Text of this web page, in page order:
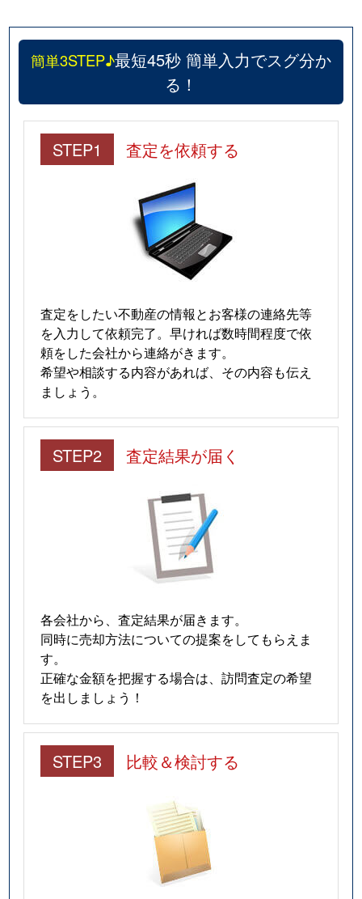
簡単3STEP♪最短45秒 簡単入力でスグ分か
る！
STEP1 査定を依頼する
査定をしたい不動産の情報とお客様の連絡先等
を入力して依頼完了。早ければ数時間程度で依
頼をした会社から連絡がきます。
希望や相談する内容があれば、その内容も伝え
ましょう。
STEP2 査定結果が届く
各会社から、査定結果が届きます。
同時に売却方法についての提案をしてもらえま
す。
正確な金額を把握する場合は、訪問査定の希望
を出しましょう！
STEP3 比較＆検討する